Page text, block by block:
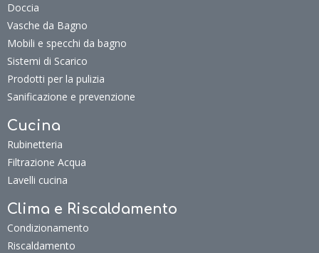
Doccia
Vasche da Bagno
Mobili e specchi da bagno
Sistemi di Scarico
Prodotti per la pulizia
Sanificazione e prevenzione
Cucina
Rubinetteria
Filtrazione Acqua
Lavelli cucina
Clima e Riscaldamento
Condizionamento
Riscaldamento